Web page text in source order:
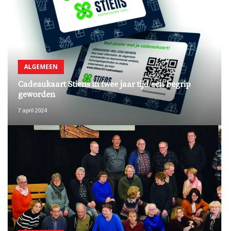
ALGEMEEN
Cadeaukaart Stiens in twee jaar tijd een begrip
geworden
7 april 2024